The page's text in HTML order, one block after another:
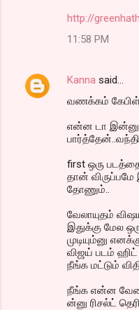
http://
11:58 PM
Kanna said…
வணக்கம்
என்ன டா
first ஒரு
தான்
தோணும்..
வேலாயுதம்
இதுக்கு மேல
முடியும்னு
விஜய் படம் ஹிட்
நீங்க மட்டும்
நீங்க என்ன
ன்னு ரிசல்ட்